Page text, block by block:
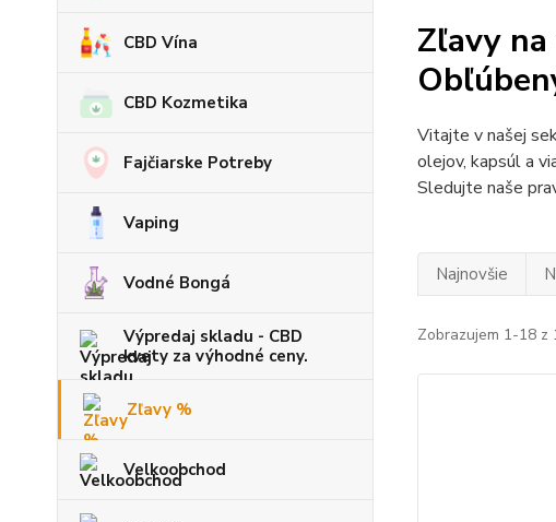
CBD Vína
CBD Kozmetika
Fajčiarske Potreby
Vaping
Vodné Bongá
Výpredaj skladu - CBD
kvety za výhodné ceny.
Zľavy %
Velkoobchod
Zľavy
Vitajte v našej
olejov, kapsúl a
Sledujte naše
Najnovšie
Zobrazujem 1-18 z